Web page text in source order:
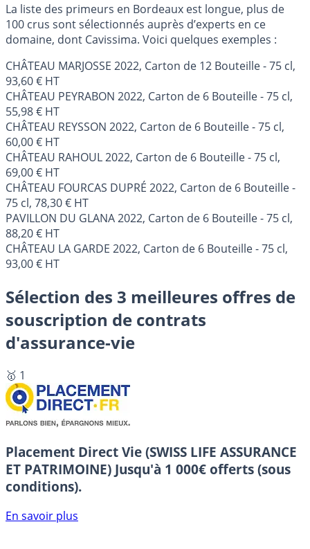
La liste des primeurs en Bordeaux est longue, plus de
100 crus sont sélectionnés auprès d’experts en ce
domaine, dont Cavissima. Voici quelques exemples :
CHÂTEAU MARJOSSE 2022, Carton de 12 Bouteille - 75 cl,
93,60 € HT
CHÂTEAU PEYRABON 2022, Carton de 6 Bouteille - 75 cl,
55,98 € HT
CHÂTEAU REYSSON 2022, Carton de 6 Bouteille - 75 cl,
60,00 € HT
CHÂTEAU RAHOUL 2022, Carton de 6 Bouteille - 75 cl,
69,00 € HT
CHÂTEAU FOURCAS DUPRÉ 2022, Carton de 6 Bouteille -
75 cl, 78,30 € HT
PAVILLON DU GLANA 2022, Carton de 6 Bouteille - 75 cl,
88,20 € HT
CHÂTEAU LA GARDE 2022, Carton de 6 Bouteille - 75 cl,
93,00 € HT
Sélection des 3 meilleures offres de
souscription de contrats
d'assurance-vie
🥇 1
Placement Direct Vie (SWISS LIFE ASSURANCE
ET PATRIMOINE) Jusqu'à 1 000€ offerts (sous
conditions).
En savoir plus